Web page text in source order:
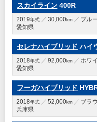
スカイライン 400R
2019年式 30,000km ブルー
愛知県
セレナハイブリッド ハイ
2018年式 92,000km ホワ
愛知県
フーガハイブリッド
2018年式 52,000km ブラ
兵庫県